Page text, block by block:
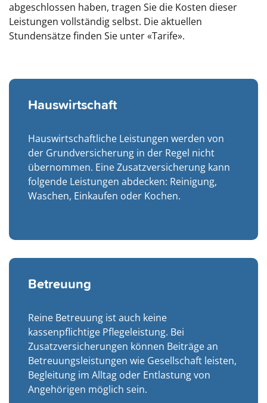
abgeschlossen haben, tragen Sie die Kosten dieser
Leistungen vollständig selbst. Die aktuellen
Stundensätze finden Sie unter «Tarife».
Hauswirtschaft
Hauswirtschaftliche Leistungen werden von
der Grundversicherung in der Regel nicht
übernommen. Eine Zusatzversicherung kann
folgende Leistungen abdecken: Reinigung,
Waschen, Einkaufen oder Kochen.
Betreuung
Reine Betreuung ist auch keine
kassenpflichtige Pflegeleistung. Bei
Zusatzversicherungen können Beiträge an
Betreuungsleistungen wie Gesellschaft leisten,
Begleitung im Alltag oder Entlastung von
Angehörigen möglich sein.